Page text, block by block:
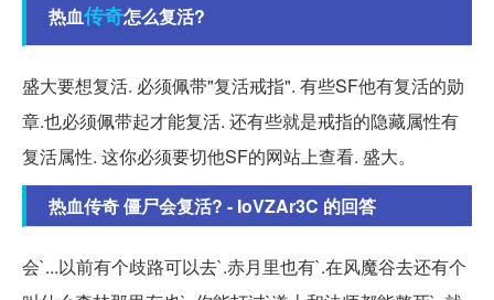
热血传奇怎么复活?
盛大要想复活. 必须佩带"复活戒指". 有些SF他有复活的勋
章.也必须佩带起才能复活. 还有些就是戒指的隐藏属性有
复活属性. 这你必须要切他SF的网站上查看. 盛大。
热血传奇 僵尸会复活? - IoVZAr3C 的回答
会`...以前有个歧路可以去`.赤月里也有`.在风魔谷去还有个